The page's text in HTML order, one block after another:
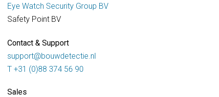
Eye Watch Security Group BV
Safety Point BV
Contact & Support
support@bouwdetectie.nl
T +31 (0)88 374 56 90
Sales